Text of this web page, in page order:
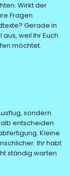
Wirkt der
Fragen
Gerade in
weil Ihr Euch
möchtet.
sondern
entscheiden
Kleine
Ihr habt
ständig warten